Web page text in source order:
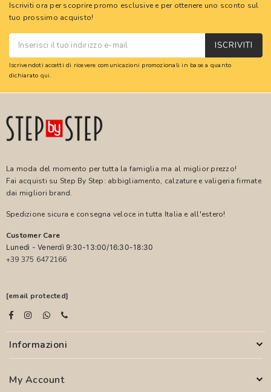
Iscriviti ora per scoprire promo esclusive e per ottenere uno sconto sul
tuo prossimo acquisto!
ISCRIVITI
Iscrivendoti accetti di ricevere comunicazioni promozionali in base a quanto
dichiarato qui.
La moda del momento per tutta la famiglia ma al miglior prezzo!
Fai acquisti su Step By Step: abbigliamento, calzature e valigeria firmate
dai migliori brand.
Spedizione sicura e consegna veloce in tutta Italia e all'estero!
Customer Care
Lunedì - Venerdì 9:30-13:00/16:30-18:30
+39 375 6472166
[email protected]
Informazioni
My Account